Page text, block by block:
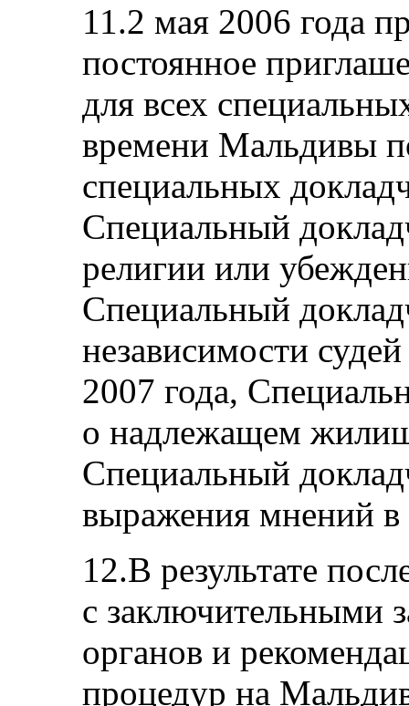
11.2 мая 2006 года
постоянное
для всех
времени Мальдивы
специальных
Специальный
религии или
Специальный
независимости
2007 года,
о надлежащем
Специальный
выражения мнений в
12.В результате
с заключительными
органов и
процедур на